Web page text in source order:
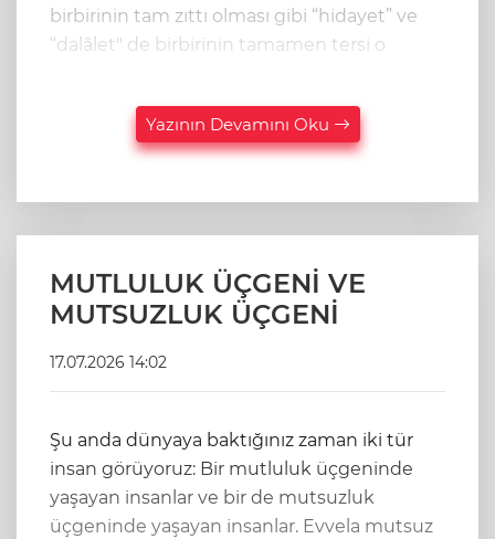
birbirinin tam zıttı olması gibi “hidayet” ve
“dalâlet" de birbirinin tamamen tersi o
Yazının Devamını Oku
MUTLULUK ÜÇGENİ VE
MUTSUZLUK ÜÇGENİ
17.07.2026 14:02
Şu anda dünyaya baktığınız zaman iki tür
insan görüyoruz: Bir mutluluk üçgeninde
yaşayan insanlar ve bir de mutsuzluk
üçgeninde yaşayan insanlar. Evvela mutsuz